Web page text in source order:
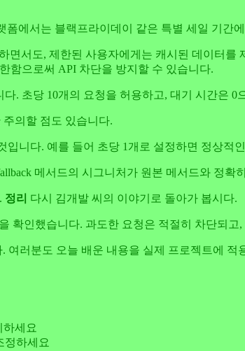
에서는 블랙프라이데이 같은 특별 세일 기간
면서도, 제한된 사용자에게는 캐시된 데이터
함으로써 API 차단을 방지할 수 있습니다.
. 초당 10개의 요청을 허용하고, 대기 시간은
의할 점도 있습니다.
니다. 예를 들어 초당 1개로 설정하면 정상적
메서드의 시그니처가 원본 메서드와 정확
정리 다시 김개발 씨의 이야기로 돌아가 봅시다.
확인했습니다. 과도한 요청은 적절히 차단되
여러분도 오늘 배운 내용을 실제 프로젝트에 적
하세요
정하세요